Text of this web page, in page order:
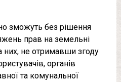
зможуть без рішення
прав на земельні
них, не отримавши згоду
органів
та комунальної